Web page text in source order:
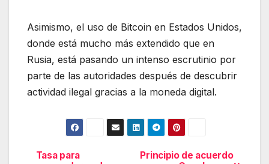
Asimismo, el uso de Bitcoin en Estados Unidos,
donde está mucho más extendido que en
Rusia, está pasando un intenso escrutinio por
parte de las autoridades después de descubrir
actividad ilegal gracias a la moneda digital.
Principio de acuerdo
Tasa para